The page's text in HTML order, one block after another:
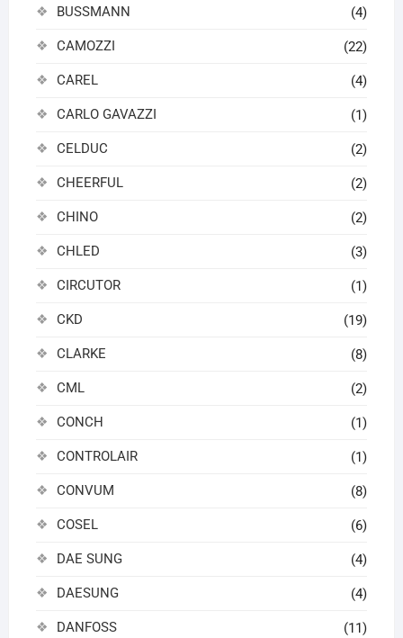
BUSSMANN (4)
CAMOZZI (22)
CAREL (4)
CARLO GAVAZZI (1)
CELDUC (2)
CHEERFUL (2)
CHINO (2)
CHLED (3)
CIRCUTOR (1)
CKD (19)
CLARKE (8)
CML (2)
CONCH (1)
CONTROLAIR (1)
CONVUM (8)
COSEL (6)
DAE SUNG (4)
DAESUNG (4)
DANFOSS (11)